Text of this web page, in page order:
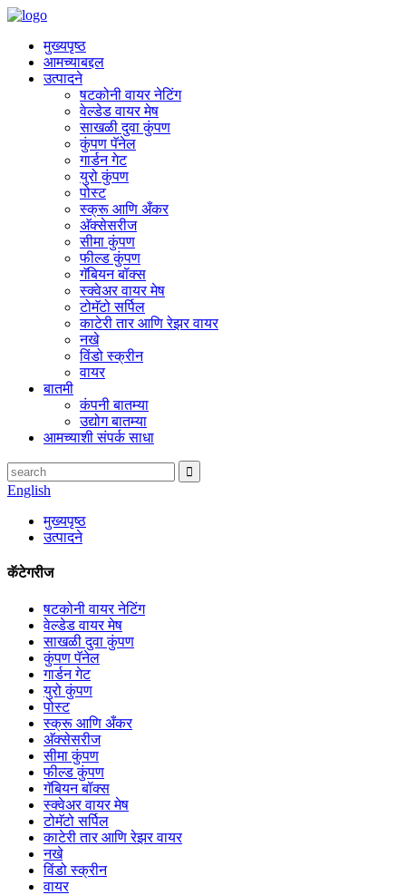
मुख्यपृष्ठ
आमच्याबद्दल
उत्पादने
षटकोनी वायर नेटिंग
वेल्डेड वायर मेष
साखळी दुवा कुंपण
कुंपण पॅनेल
गार्डन गेट
युरो कुंपण
पोस्ट
स्क्रू आणि अँकर
अ‍ॅक्सेसरीज
सीमा कुंपण
फील्ड कुंपण
गॅबियन बॉक्स
स्क्वेअर वायर मेष
टोमॅटो सर्पिल
काटेरी तार आणि रेझर वायर
नखे
विंडो स्क्रीन
वायर
बातमी
कंपनी बातम्या
उद्योग बातम्या
आमच्याशी संपर्क साधा
English
मुख्यपृष्ठ
उत्पादने
कॅटेगरीज
षटकोनी वायर नेटिंग
वेल्डेड वायर मेष
साखळी दुवा कुंपण
कुंपण पॅनेल
गार्डन गेट
युरो कुंपण
पोस्ट
स्क्रू आणि अँकर
अ‍ॅक्सेसरीज
सीमा कुंपण
फील्ड कुंपण
गॅबियन बॉक्स
स्क्वेअर वायर मेष
टोमॅटो सर्पिल
काटेरी तार आणि रेझर वायर
नखे
विंडो स्क्रीन
वायर